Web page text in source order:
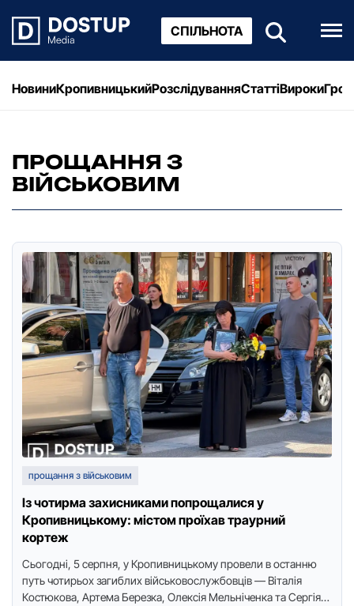
СПІЛЬНОТА
НовиниКропивницькийРозслідуванняСтаттіВироки
ПРОЩАННЯ З
ВІЙСЬКОВИМ
прощання з військовим
Із чотирма захисниками попрощалися у
Кропивницькому: містом проїхав траурний
кортеж
Сьогодні, 5 серпня, у Кропивницькому провели в останню
путь чотирьох загиблих військовослужбовців — Віталія
Кoстюкoва, Артема Березка, Олексія Мельніченка та Сергія